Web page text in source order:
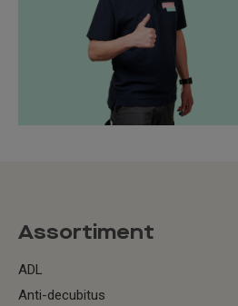
Assortiment
ADL
Anti-decubitus